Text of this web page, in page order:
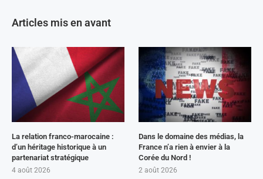
Articles mis en avant
La relation franco-marocaine :
d’un héritage historique à un
partenariat stratégique
4 août 2026
Dans le domaine des médias, la
France n’a rien à envier à la
Corée du Nord !
2 août 2026